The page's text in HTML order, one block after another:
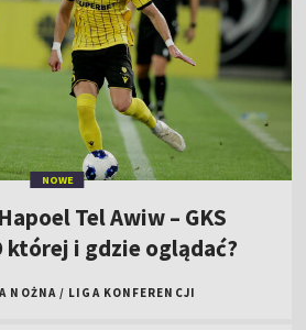
NOWE
Tel Awiw – GKS
której i gdzie oglądać?
NOŻNA / LIGA KONFERENCJI